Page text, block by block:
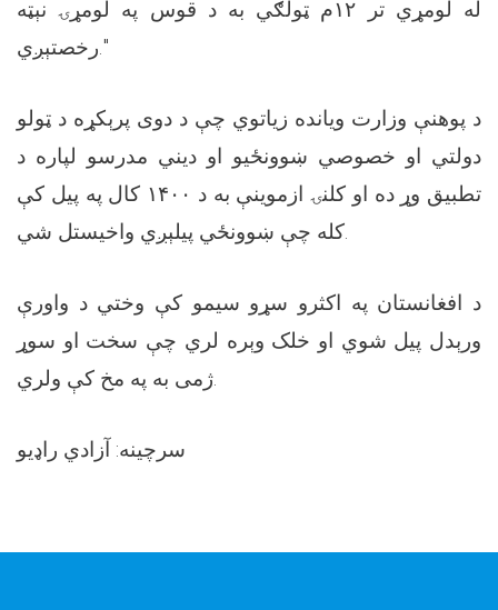
له لومړي تر ۱۲م ټولګي به د قوس په لومړۍ نېټه
رخصتېږي."
د پوهنې وزارت ویانده زیاتوي چې د دوی پرېکړه د ټولو
دولتي او خصوصي ښوونځیو او دیني مدرسو لپاره د
تطبیق وړ ده او کلنۍ ازموینې به د ۱۴۰۰ کال په پیل کې
د افغانستان په اکثرو سړو سیمو کې وختي د واورې
ورېدل پيل شوي او خلک وېره لري چې سخت او سوړ
سرچینه: آزادي راډیو